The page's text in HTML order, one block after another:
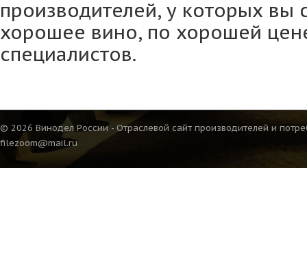
производителей, у которых вы
хорошее вино, по хорошей
специалистов.
© 2026 Винодел России - Отраслевой сайт производителей и
filezoom@mail.ru